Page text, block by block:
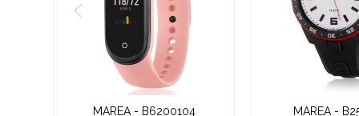
MAREA - B6200104 MAREA -